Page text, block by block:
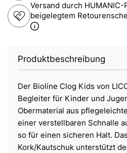
Versand durch
beigelegtem
Produktbeschreibung
Der Bioline Clog Kids von
Begleiter für Kinder und
Obermaterial aus
einer verstellbaren Schnalle
so für einen sicheren Halt.
Kork/Kautschuk unterstützt